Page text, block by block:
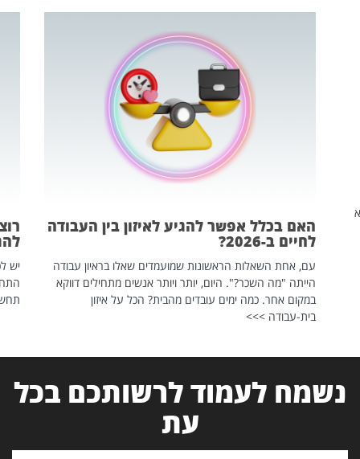
האם בכלל אפשר להגיע לאיזון בין העבודה
לחיים ב-2026?
עם, אחת השאלות הראשונות שמועמדים שאלו בראיון עבודה
הייתה "מה השכר?". היום, יותר ויותר אנשים מתחילים דווקא
במקום אחר. כמה ימים עובדים מהבית? הכל על איזון
בית-עבודה >>>
יש
נשמח לעמוד לרשותכם בכל
עת